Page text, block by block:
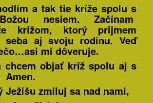
a tak tie kríže spolu s
nesiem. Začínam
krížom, ktorý prijmem
seba aj svoju rodinu.Veď
mi dôveruje.
chcem objať kríž spolu aj s
Amen.
Ježišu zmiluj sa nad nami,